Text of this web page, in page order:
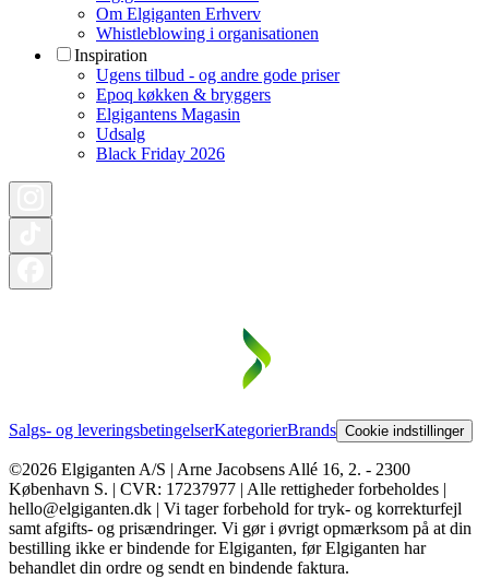
Om Elgiganten Erhverv
Whistleblowing i organisationen
Inspiration
Ugens tilbud - og andre gode priser
Epoq køkken & bryggers
Elgigantens Magasin
Udsalg
Black Friday 2026
Salgs- og leveringsbetingelserKategorierBrands Cookie indstillinger
©2026 Elgiganten A/S | Arne Jacobsens Allé 16, 2. - 2300
København S. | CVR: 17237977 | Alle rettigheder forbeholdes |
hello@elgiganten.dk | Vi tager forbehold for tryk- og korrekturfejl
samt afgifts- og prisændringer. Vi gør i øvrigt opmærksom på at din
bestilling ikke er bindende for Elgiganten, før Elgiganten har
behandlet din ordre og sendt en bindende faktura.